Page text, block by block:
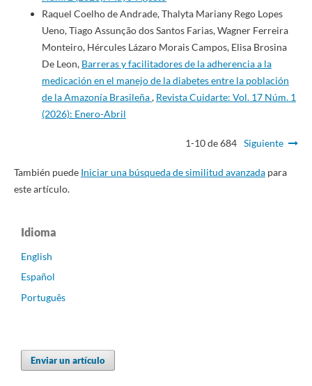
Raquel Coelho de Andrade, Thalyta Mariany Rego Lopes
Ueno, Tiago Assunção dos Santos Farias, Wagner Ferreira
Monteiro, Hércules Lázaro Morais Campos, Elisa Brosina
De Leon, Barreras y facilitadores de la adherencia a la
medicación en el manejo de la diabetes entre la población
de la Amazonía Brasileña, Revista Cuidarte: Vol. 17 Núm. 1
(2026): Enero-Abril
1-10 de 684 Siguiente
También puede Iniciar una búsqueda de similitud avanzadapara
este artículo.
Idioma
English
Español
Português
Enviar un artículo